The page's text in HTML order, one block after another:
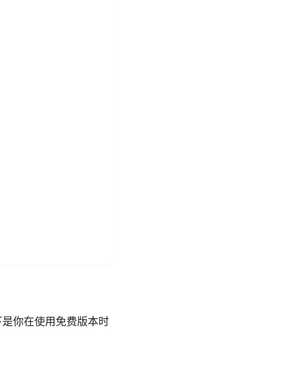
你在使用免费版本时